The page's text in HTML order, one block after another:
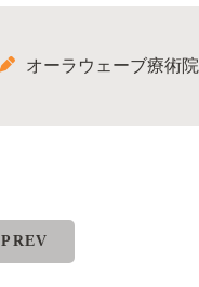
オーラウェーブ療術院
PREV